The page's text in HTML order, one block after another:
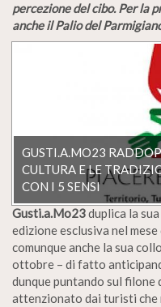
percezione del cibo. Per la
anche il Palio del
GUSTI.A.MO23
CULTURA E LE
CON I 5 SENSI
Gusti.a.Mo23duplica la
edizione esclusiva nel
comunque anche la sua
ottobre – di fatto
dunque puntando sul filone
attenzionato dai turisti che